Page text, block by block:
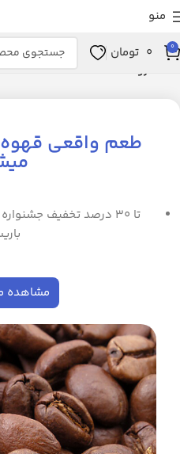
منو
0
0 تومان
فروشگاه
طعم واقعی
تا ۳۰ درصد تخفیف
مشاهده